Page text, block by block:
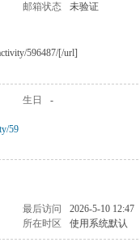
邮箱状态 未验证
596487/[/url]
生日
-
59
最后访问
2026-5-10 12:47
所在时区 使用系统默认